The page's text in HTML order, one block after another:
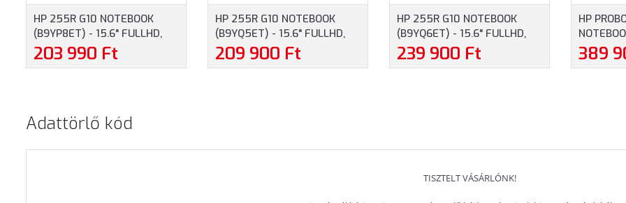
HP 255R G10 NOTEBOOK
(B9YP8ET) - 15.6" FULLHD,
AMD RYZEN 3-7335U, 8GB
RAM, 512GB SSD, MAGYAR
203 990 Ft
HP 255R G10 NOTEBOOK
(B9YQ5ET) - 15.6" FULLHD,
AMD RYZEN 5-7535U, 16GB
RAM, 512GB SSD, MAGYAR
209 900 Ft
HP 255R G10 NOTEBOOK
(B9YQ6ET) - 15.6" FULLHD,
AMD RYZEN 5-7535U, 16GB
RAM, 512GB SSD, MAGYAR
239 900 Ft
HP
WUXGA,
5-225U,
389
Adattörlő kód
TISZTELT VÁSÁRLÓNK!